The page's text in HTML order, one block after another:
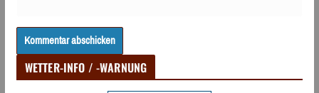
WETTER-INFO / -WARNUNG